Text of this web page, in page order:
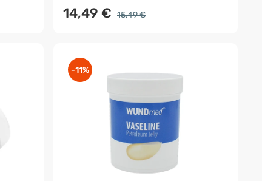
14,49 € 15,49 €
-11%